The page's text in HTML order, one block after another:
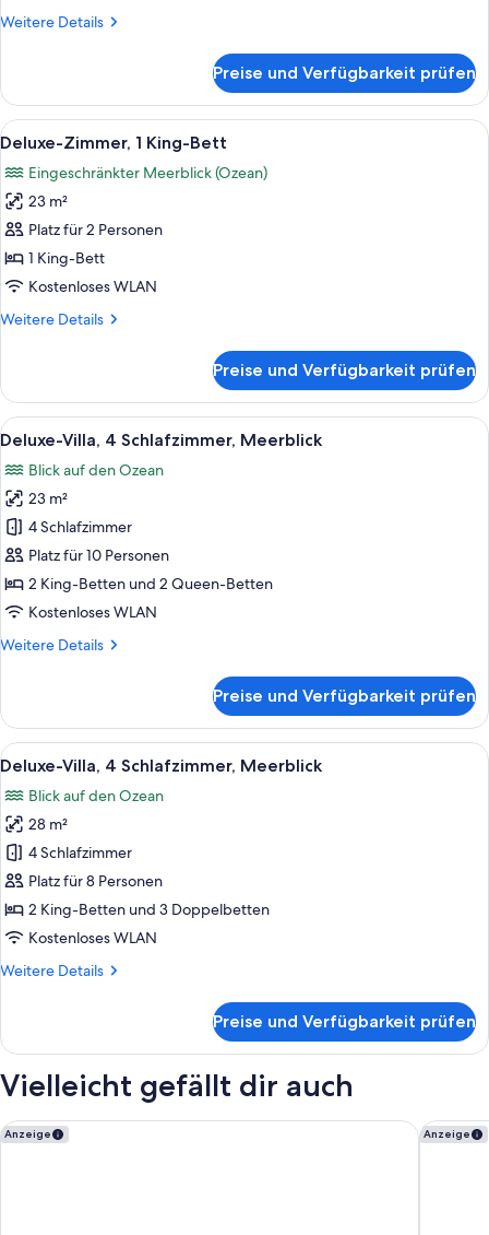
Weitere Details
Weitere
Zimmer,
Queen-
Preise und Verfügbarkeit prüfen
Alle
Fotos
für
Deluxe-
Zimmer,
1 King-
Bett
Ein Schlafzimmer mit einem
2
Deluxe-Zimmer, 1 King-Bett
Eingeschränkter Meerblick (Ozean)
23 m²
Platz für 2 Personen
1 King-Bett
Kostenloses WLAN
Weitere Details
Weitere
Zimmer,
1 King-
Bett
Preise und Verfügbarkeit prüfen
Alle
Fotos
für
Deluxe-
Villa,
4 Schlafzimmer,
Meerblick
anzeigen
Ein Schlafzimmer mit einem großen
5
Deluxe-Villa, 4 Schlafzimmer, Meerblick
Blick auf den Ozean
23 m²
4 Schlafzimmer
Platz für 10 Personen
2 King-Betten und 2 Queen-Betten
Kostenloses WLAN
Weitere Details
Weitere
Villa,
4 Schlafzimmer,
Meerblick
Preise und Verfügbarkeit prüfen
Alle
Fotos
für
Deluxe-
Villa,
4 Schlafzimmer,
Meerblick
anzeigen
Ein Hotelzimmer mit einem Bett,
6
Deluxe-Villa, 4 Schlafzimmer, Meerblick
Blick auf den Ozean
28 m²
4 Schlafzimmer
Platz für 8 Personen
2 King-Betten und 3 Doppelbetten
Kostenloses WLAN
Weitere Details
Weitere
Villa,
Meerblick
Preise und Verfügbarkeit prüfen
Vielleicht gefällt dir auch
Anzeige
Mövenpick Ambassador Hotel Accra Anzeige
Accra